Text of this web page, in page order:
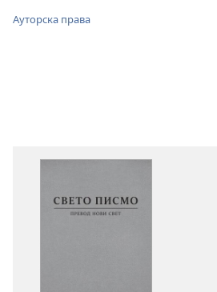
Ауторска права